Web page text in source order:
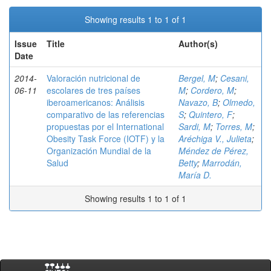
Showing results 1 to 1 of 1
Issue
Date
Title Author(s)
2014-
06-11
Valoración nutricional de
escolares de tres países
iberoamericanos: Análisis
comparativo de las referencias
propuestas por el International
Obesity Task Force (IOTF) y la
Organización Mundial de la
Salud
Bergel, M; Cesani,
M; Cordero, M;
Navazo, B; Olmedo,
S; Quintero, F;
Sardi, M; Torres, M;
Aréchiga V., Julieta;
Méndez de Pérez,
Betty; Marrodán,
María D.
Showing results 1 to 1 of 1